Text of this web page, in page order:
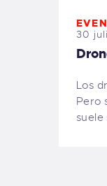
30
Los
Pero
suele